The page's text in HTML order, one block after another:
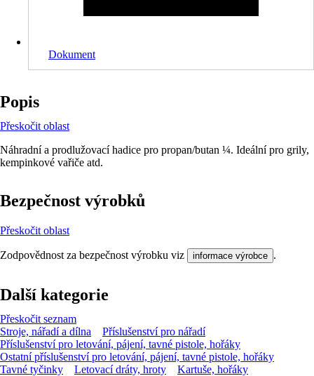
Dokument
Popis
Přeskočit oblast
Náhradní a prodlužovací hadice pro propan/butan ¼. Ideální pro grily,
kempinkové vařiče atd.
Bezpečnost výrobků
Přeskočit oblast
Zodpovědnost za bezpečnost výrobku viz informace výrobce .
Další kategorie
Přeskočit seznam
Stroje, nářadí a dílna
Příslušenství pro nářadí
Příslušenství pro letování, pájení, tavné pistole, hořáky
Ostatní příslušenství pro letování, pájení, tavné pistole, hořáky
Tavné tyčinky
Letovací dráty, hroty Kartuše, hořáky